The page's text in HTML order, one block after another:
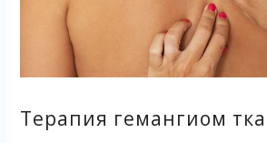
Терапия гемангиом